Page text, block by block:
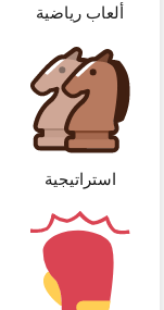
ألعاب رياضية
استراتيجية